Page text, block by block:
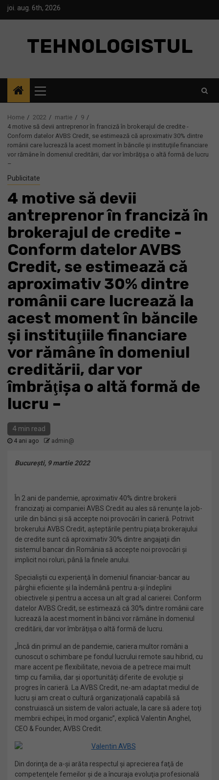
Skipjoi. aug. 6th, 2026
TEHNOLOGISTUL
Menu
Home 2022 martie
9
4 motive să devii antreprenor în franciză în brokerajul de credite -
Conform datelor AVBS Credit, se estimează că aproximativ 30% dintre
românii care lucrează la acest moment în băncile şi instituţiile financiare
vor rămâne în domeniul creditării, dar vor îmbrăţişa o altă formă de lucru
–
Publicitate
4 motive să devii
antreprenor în franciză în
brokerajul de credite -
Conform datelor AVBS
Credit, se estimează că
aproximativ 30% dintre
românii care lucrează la
acest moment în băncile
şi instituţiile financiare
vor rămâne în domeniul
creditării, dar vor
îmbrăţişa o altă formă de
lucru –
4 min read
4 ani ago admin@
Bucureşti, 9 martie 2022
În 2 ani de pandemie, aproximativ 40% dintre brokerii
francizaţi ai companiei AVBS Credit au ales să renunțe la job-
urile din bănci şi să accepte noi provocări în carieră. Potrivit
brokerului AVBS Credit, aşteptările pentru piaţa brokerajului
de credite sunt că aproximativ 30% dintre angajaţii din
sistemul bancar din România să accepte noi provocări şi
implicit noi roluri, până la finele anului.
Specialiştii cu experienţă în domeniul financiar-bancar au
pârghii eficiente şi la îndemână pentru a-şi îndeplini
obiectivele şi pentru a accesa un alt grad al carierei. Conform
datelor AVBS Credit, se estimează că 30% dintre românii care
lucrează la acest moment în bănci vor rămâne în domeniul
creditării, dar vor îmbrăţişa o altă formă de lucru.
„Încă din primul an de pandemie, cariera multor români a
cunoscut o schimbare pe fondul lucrului remote sau hibrid, cu
mare accent pe flexibilitate, nevoia de a petrece mai mult
timp cu familia, dar şi oportunităţi diferite de evoluţie şi
progres în carieră. La AVBS Credit, ne-am adaptat mediul de
lucru şi am creat o cultură organizaţională capabilă să
construiască un sistem de valori actuale, la care să adere toţi
membrii echipei, în mod organic”, explică Valentin Anghel,
CEO & Founder, AVBS Credit.
Din dorinţa de a-şi arăta respectul şi aprecierea faţă de
competenţele femeilor şi de a încuraja evoluţia profesională